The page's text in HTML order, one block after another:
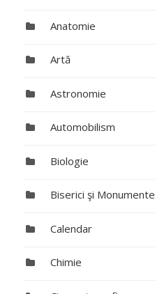
Anatomie
Artă
Astronomie
Automobilism
Biologie
Biserici şi Monumente
Calendar
Chimie